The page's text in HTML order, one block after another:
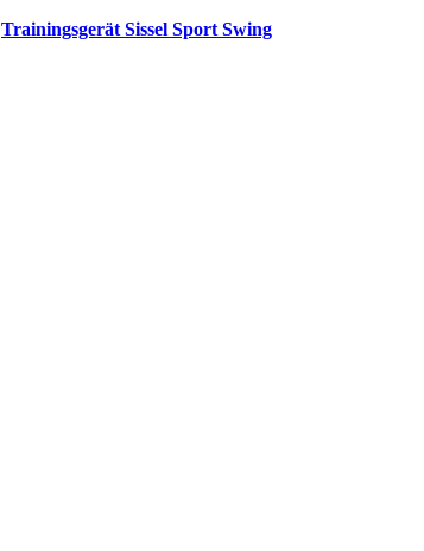
Trainingsgerät Sissel Sport Swing